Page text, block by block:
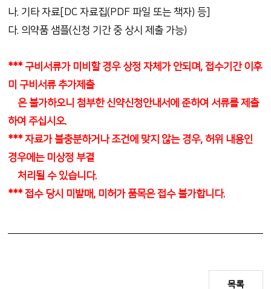
나. 기타 자료[DC 자료집(PDF 파일 또는 책자) 등]
다. 의약품 샘플(신청 기간 중 상시 제출 가능)
*** 구비서류가 미비할 경우 상정 자체가 안되며, 접수기간 이후
미 구비서류 추가제출
은 불가하오니 첨부한 신약신청안내서에 준하여 서류를 제출
하여 주십시오.
*** 자료가 불충분하거나 조건에 맞지 않는 경우, 허위 내용인
경우에는 미상정 부결
처리될 수 있습니다.
*** 접수 당시 미발매, 미허가 품목은 접수 불가합니다.
목록